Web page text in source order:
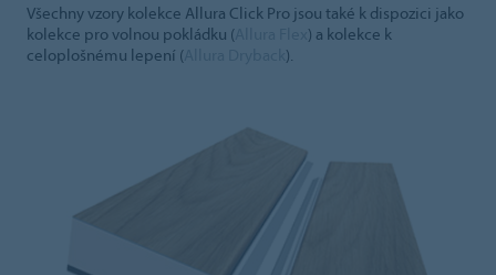
Všechny vzory kolekce Allura Click Pro jsou také k dispozici jako
kolekce pro volnou pokládku (
) a kolekce k
celoplošnému lepení (
).